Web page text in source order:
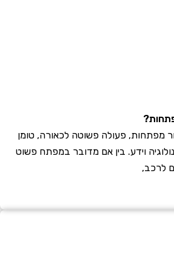
פעולה פשוטה לכאורה, טומן
וידע. בין אם מדובר במפתח פשוט